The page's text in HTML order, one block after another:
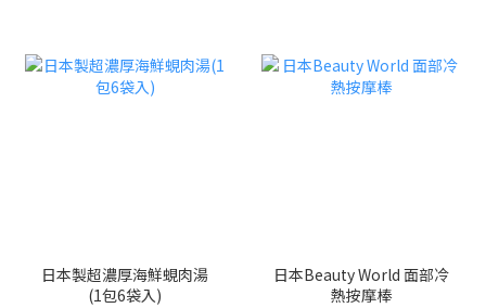
日本製超濃厚海鮮蜆肉湯
(1包6袋入)
日本Beauty World 面部冷
熱按摩棒